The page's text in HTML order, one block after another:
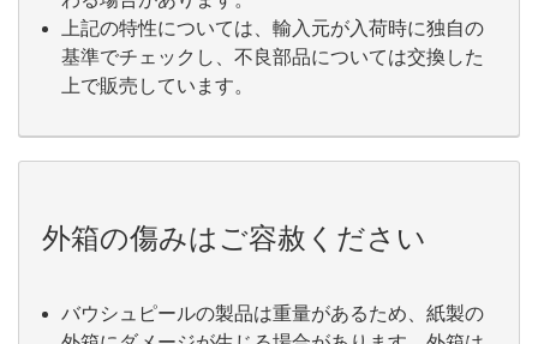
上記の特性については、輸入元が入荷時に独自の
基準でチェックし、不良部品については交換した
上で販売しています。
外箱の傷みはご容赦ください
バウシュピールの製品は重量があるため、紙製の